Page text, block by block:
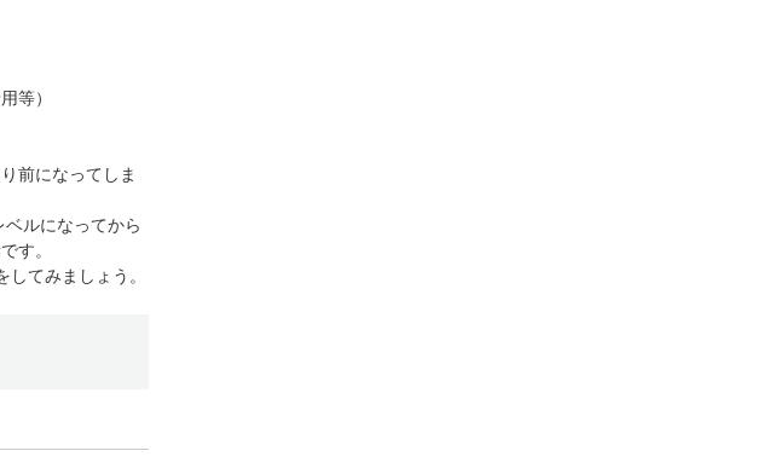
等）
前になってしま
ルになってから
す。
てみましょう。